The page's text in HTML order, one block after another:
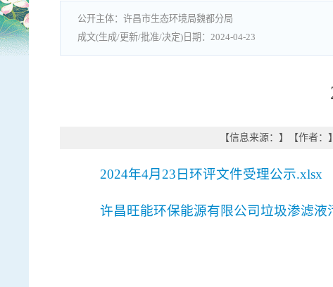
许昌市生态环境局魏都分局
2024-04-23
【信息来源： 】 【作者： 】
2024年4月23日环评文件受理公示.xlsx
许昌旺能环保能源有限公司垃圾渗滤